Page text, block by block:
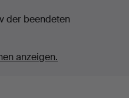
der beendeten
anzeigen.